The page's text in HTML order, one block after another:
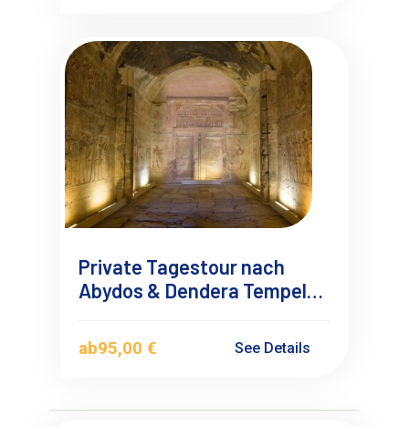
Private Tagestour nach
Abydos & Dendera Tempeln
Deutschsprachigen
Reiseführer
ab95,00 € See Details